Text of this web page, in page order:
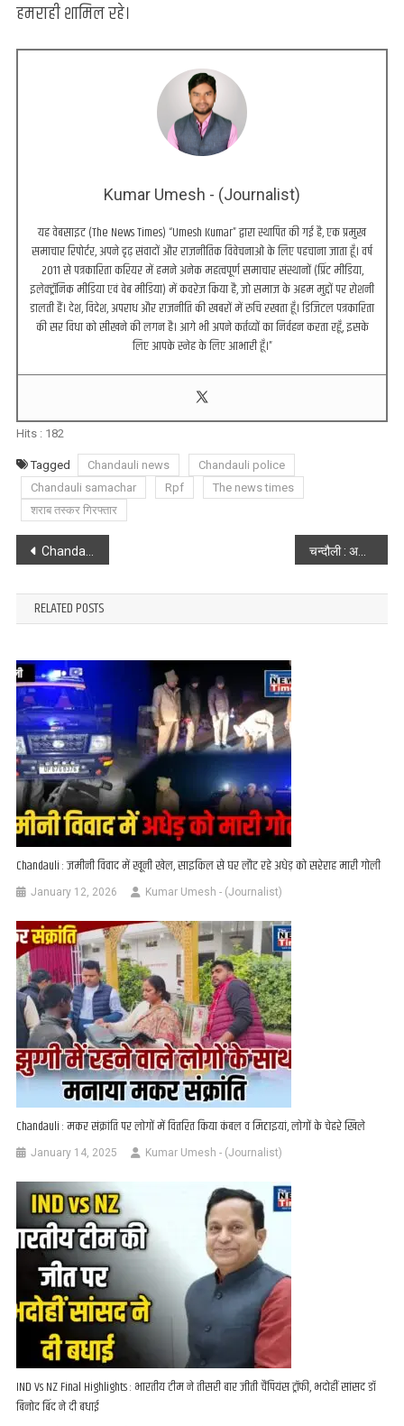
हमराही शामिल रहे।
Kumar Umesh - (Journalist)
यह वेबसाइट (The News Times) “Umesh Kumar” द्वारा स्थापित की गई है, एक प्रमुख
समाचार रिपोर्टर, अपने दृढ़ संवादों और राजनीतिक विवेचनाओं के लिए पहचाना जाता हूँ। वर्ष
2011 से पत्रकारिता करियर में हमने अनेक महत्वपूर्ण समाचार संस्थानों (प्रिंट मीडिया,
इलेक्ट्रॉनिक मीडिया एवं वेब मीडिया) में कवरेज किया है, जो समाज के अहम मुद्दों पर रोशनी
डालती हैं। देश, विदेश, अपराध और राजनीति की खबरों में रुचि रखता हूँ। डिजिटल पत्रकारिता
की सर विधा को सीखने की लगन है। आगे भी अपने कर्तव्यों का निर्वहन करता रहूँ, इसके
लिए आपके स्नेह के लिए आभारी हूँ।”
Hits : 182
Tagged Chandauli news
Chandauli police
Chandauli samachar
Rpf
The news times
शराब तस्कर गिरफ्तार
Post
navigation
Chandauli : एक रात की चोरी, और उजाड़ दिया हंसता-खेलता परिवार चन्दौली : अलीनगर में 22.50 लाख के गांजे के साथ अन्तर्राज्यीय गिरोह के 4 तस्कर गिरफ्तार
RELATED POSTS
Chandauli : जमीनी विवाद में खूनी खेल, साइकिल से घर लौट रहे अधेड़ को सरेराह मारी गोली
January 12, 2026 Kumar Umesh - (Journalist)
Chandauli : मकर संक्रांति पर लोगों में वितरित किया कंबल व मिठाइयां, लोगों के चेहरे खिले
January 14, 2025 Kumar Umesh - (Journalist)
IND Vs NZ Final Highlights : भारतीय टीम ने तीसरी बार जीती चैंपियंस ट्रॉफी, भदोहीं सांसद डॉ
बिनोद बिंद ने दी बधाई